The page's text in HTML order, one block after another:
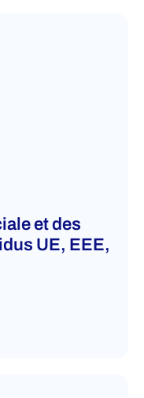
et des
UE, EEE,